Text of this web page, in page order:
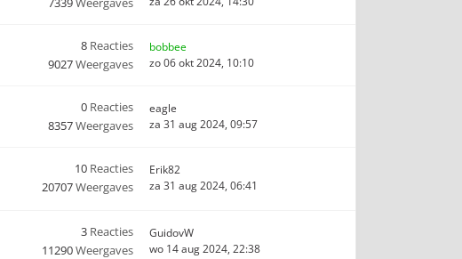
8 Reacties
9027Weergaves
bobbee
zo 06 okt 2024, 10:10
0 Reacties
8357Weergaves
eagle
za 31 aug 2024, 09:57
10 Reacties
20707Weergaves
Erik82
za 31 aug 2024, 06:41
3 Reacties
11290Weergaves
GuidovW
wo 14 aug 2024, 22:38